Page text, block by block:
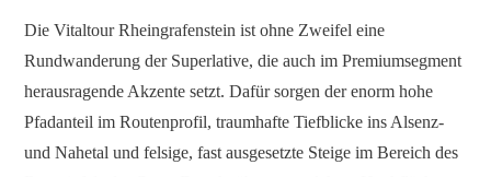
Die Vitaltour Rheingrafenstein ist ohne Zweifel eine
Rundwanderung der Superlative, die auch im Premiumsegment
herausragende Akzente setzt. Dafür sorgen der enorm hohe
Pfadanteil im Routenprofil, traumhafte Tiefblicke ins Alsenz-
und Nahetal und felsige, fast ausgesetzte Steige im Bereich des